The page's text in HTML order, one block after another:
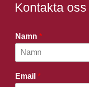
Kontakta oss
Namn *
Email *